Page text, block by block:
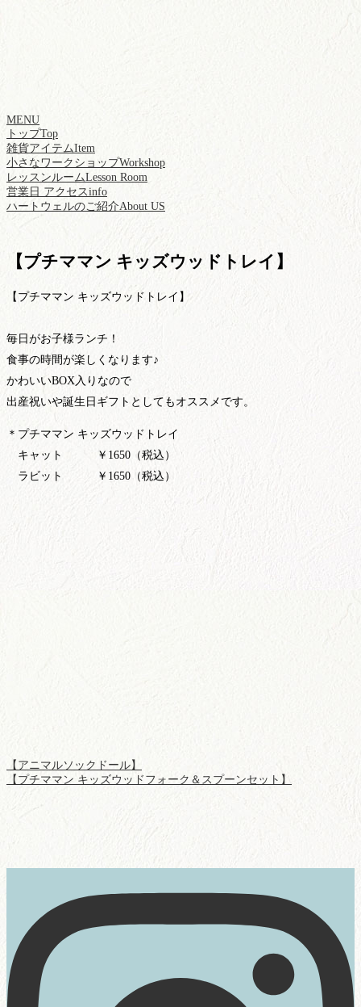
MENU
トップTop
雑貨アイテムItem
小さなワークショップWorkshop
レッスンルームLesson Room
営業日 アクセスinfo
ハートウェルのご紹介About US
【プチママン キッズウッドトレイ】
【プチママン キッズウッドトレイ】
毎日がお子様ランチ！
食事の時間が楽しくなります♪
かわいいBOX入りなので
出産祝いや誕生日ギフトとしてもオススメです。
＊プチママン キッズウッドトレイ
キャット ￥1650（税込）
ラビット ￥1650（税込）
【アニマルソックドール】
【プチママン キッズウッドフォーク＆スプーンセット】